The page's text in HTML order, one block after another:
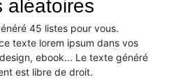
aléatoires
45 listes pour vous.
texte lorem ipsum dans vos
ebook... Le texte généré
est libre de droit.